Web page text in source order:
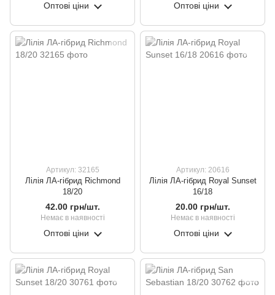
Оптові ціни Оптові ціни
Артикул: 32165
Лілія ЛА-гібрид Richmond
18/20
42.00 грн/шт.
Немає в наявності
Оптові ціни
Артикул: 20616
Лілія ЛА-гібрид Royal Sunset
16/18
20.00 грн/шт.
Немає в наявності
Оптові ціни